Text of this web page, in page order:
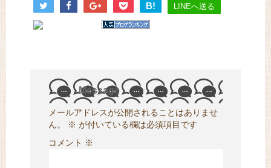
B! LINEへ送る
Message
メールアドレスが公開されることはありませ
ん。
※ が付いている欄は必須項目です
コメント ※